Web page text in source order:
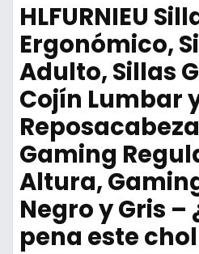
HLFURNIEU
Ergonómico,
Adulto, Sillas
Cojín Lumbar
Gaming
Altura,
Negro y Gris –
pena este